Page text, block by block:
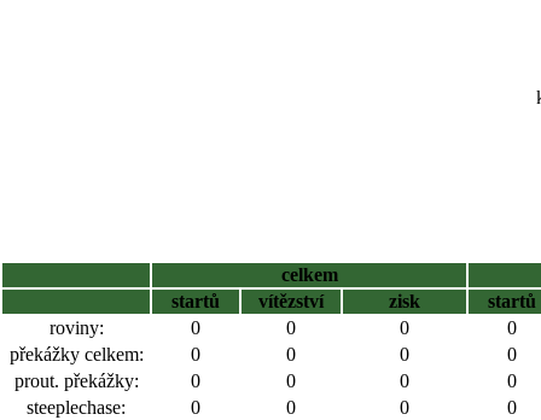
celkem
startů
vítězství zisk
startů
roviny:
0 0 0
0
překážky celkem:
0 0 0
0
prout. překážky:
0 0 0
0
steeplechase:
0 0 0
0